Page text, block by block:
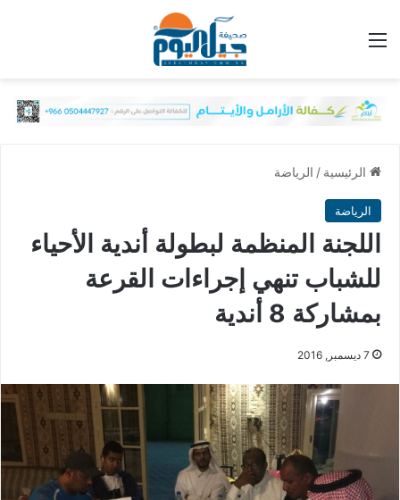
الرئيسية / الرياضة
الرياضة
اللجنة المنظمة لبطولة أندية الأحياء
للشباب تنهي إجراءات القرعة
بمشاركة 8 أندية
7 ديسمبر, 2016